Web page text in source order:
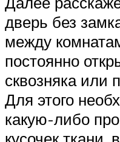
дверь без
между
постоянно
сквозняка или
Для этого
какую-либо